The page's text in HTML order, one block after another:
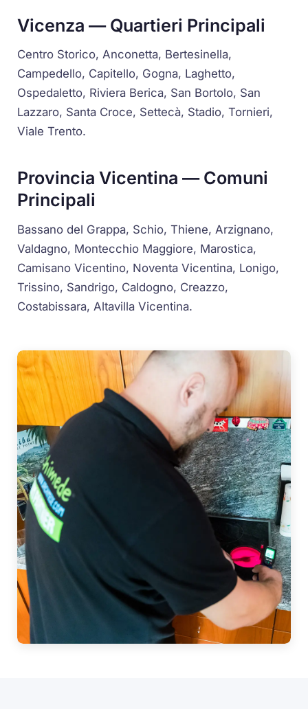
Vicenza — Quartieri Principali
Centro Storico, Anconetta, Bertesinella,
Campedello, Capitello, Gogna, Laghetto,
Ospedaletto, Riviera Berica, San Bortolo, San
Lazzaro, Santa Croce, Settecà, Stadio, Tornieri,
Viale Trento.
Provincia Vicentina — Comuni
Principali
Bassano del Grappa, Schio, Thiene, Arzignano,
Valdagno, Montecchio Maggiore, Marostica,
Camisano Vicentino, Noventa Vicentina, Lonigo,
Trissino, Sandrigo, Caldogno, Creazzo,
Costabissara, Altavilla Vicentina.